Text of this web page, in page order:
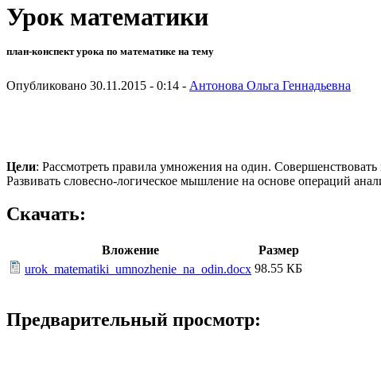
Урок математики
план-конспект урока по математике на тему
Опубликовано 30.11.2015 - 0:14 - Антонова Ольга Геннадьевна
Цели: Рассмотреть правила умножения на один.
Развивать словесно-логическое мышление на основе операций
Скачать:
Вложение
Размер
urok_matematiki_umnozhenie_na_odin.docx 98.55 КБ
Предварительный просмотр: